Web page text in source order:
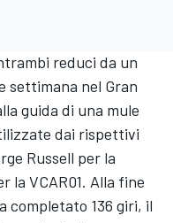
reduci da un
settimana nel Gran
guida di una mule
dai rispettivi
Russell per la
la VCAR01. Alla fine
completato 136 giri, il